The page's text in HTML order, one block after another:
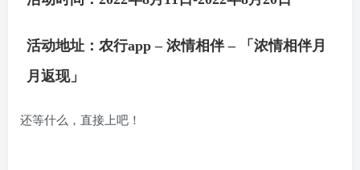
可用；200元立减金，消费满400元（含）
活动地址：农行app – 浓情相伴 – 「浓情相伴月
月返现」
还等什么，直接上吧！